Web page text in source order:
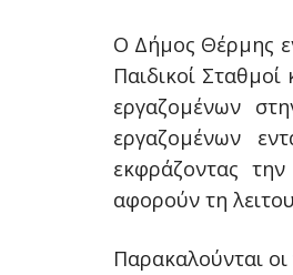
Ο Δήμος Θέρμης
Παιδικοί
εργαζομένων
εργαζομένων
εκφράζοντας
αφορούν τη
Παρακαλούνται